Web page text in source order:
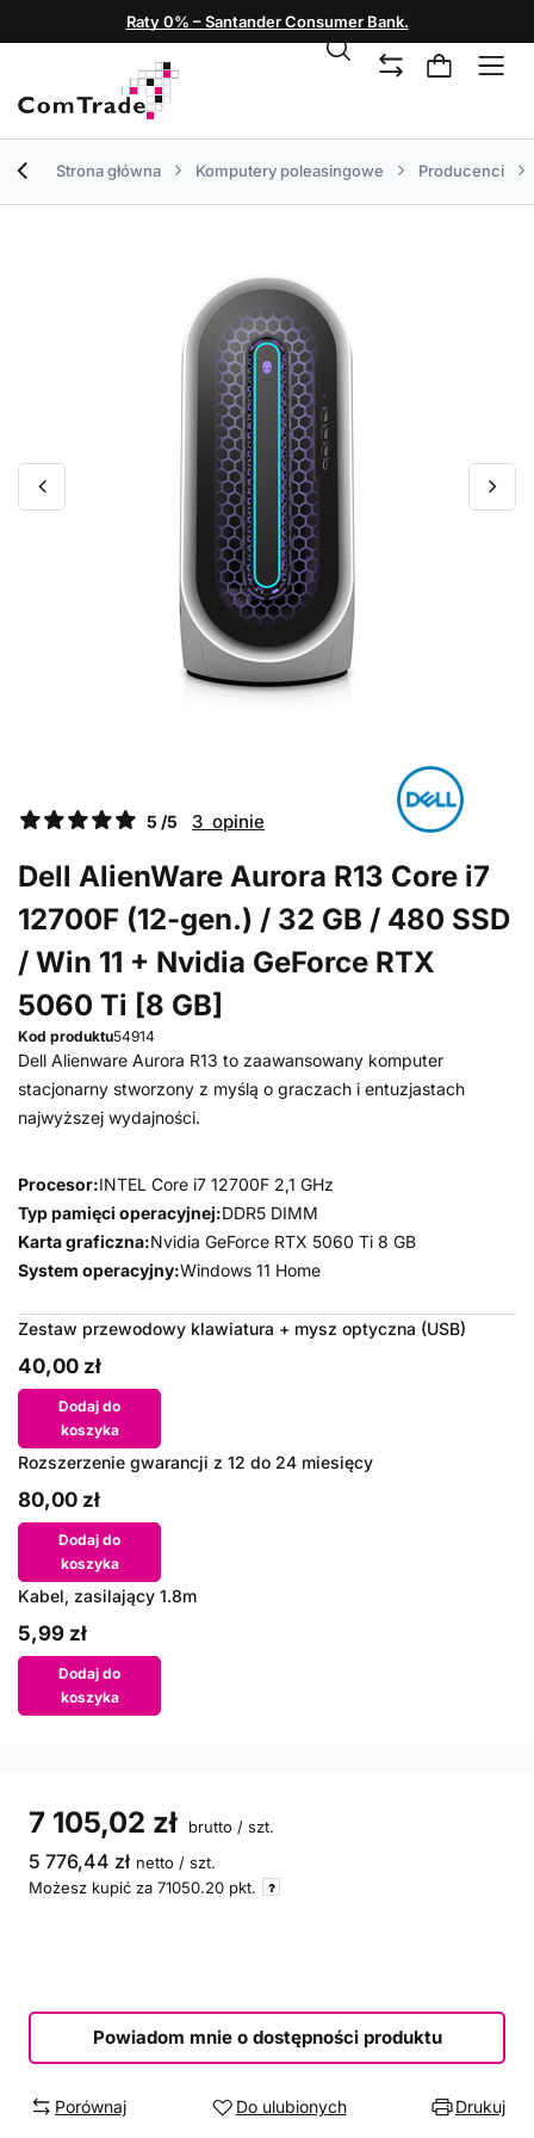
Raty 0% – Santander Consumer Bank.
Strona główna Komputery poleasingowe Producenci
5 /5 3 opinie
Dell AlienWare Aurora R13 Core i7
12700F (12-gen.) / 32 GB / 480 SSD
/ Win 11 + Nvidia GeForce RTX
5060 Ti [8 GB]
Kod produktu54914
Dell Alienware Aurora R13 to zaawansowany komputer
stacjonarny stworzony z myślą o graczach i entuzjastach
najwyższej wydajności.
Procesor:INTEL Core i7 12700F 2,1 GHz
Typ pamięci operacyjnej:DDR5 DIMM
Karta graficzna:Nvidia GeForce RTX 5060 Ti 8 GB
System operacyjny:Windows 11 Home
Zestaw przewodowy klawiatura + mysz optyczna (USB)
40,00 zł
Dodaj do
koszyka
Rozszerzenie gwarancji z 12 do 24 miesięcy
80,00 zł
Dodaj do
koszyka
Kabel, zasilający 1.8m
5,99 zł
Dodaj do
koszyka
7 105,02 zł brutto / szt.
5 776,44 zł netto / szt.
Możesz kupić za 71050.20 pkt.
Powiadom mnie o dostępności produktu
Porównaj Do ulubionych Drukuj